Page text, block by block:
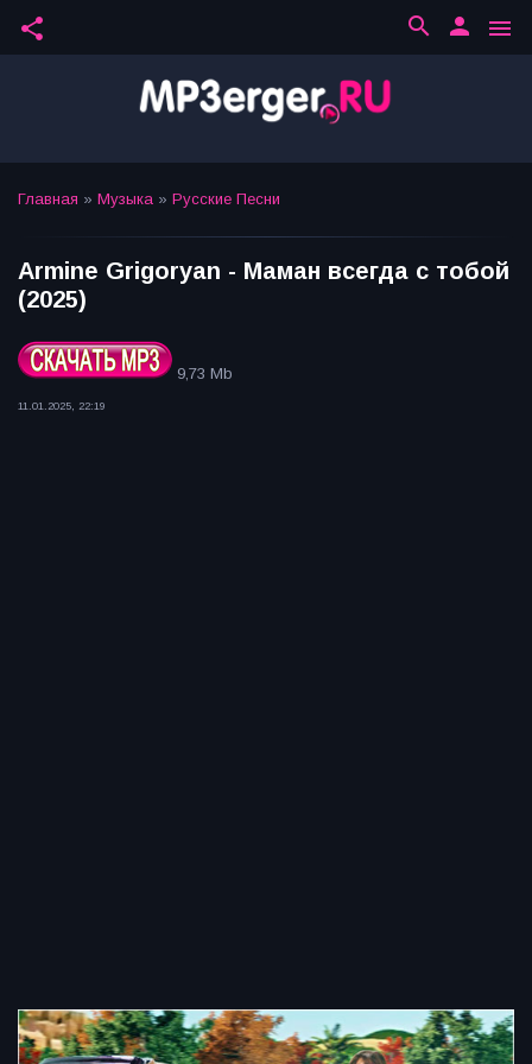
share menu
person
search
Главная » Музыка » Русские Песни
Armine Grigoryan - Маман всегда с тобой
(2025)
9,73 Mb
11.01.2025, 22:19